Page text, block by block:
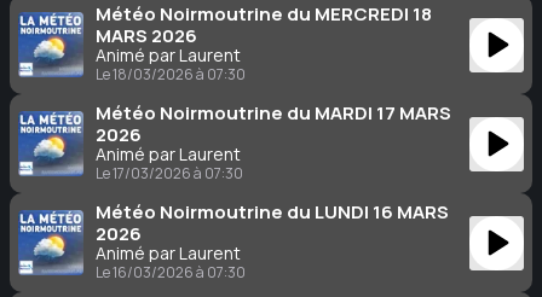
Météo Noirmoutrine du MERCREDI 18
MARS 2026
Animé par Laurent
Le 18/03/2026 à 07:30
Météo Noirmoutrine du MARDI 17 MARS
2026
Animé par Laurent
Le 17/03/2026 à 07:30
Météo Noirmoutrine du LUNDI 16 MARS
2026
Animé par Laurent
Le 16/03/2026 à 07:30